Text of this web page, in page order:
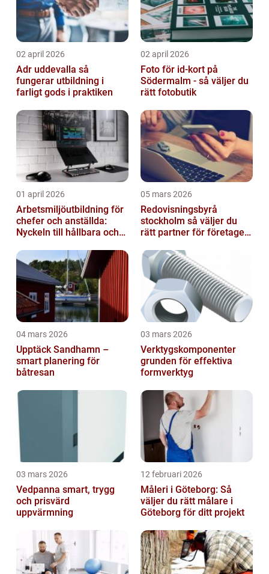
02 april 2026
Adr uddevalla så
fungerar utbildning i
farligt gods i praktiken
02 april 2026
Foto för id-kort på
Södermalm - så väljer du
rätt fotobutik
01 april 2026
Arbetsmiljöutbildning för
chefer och anställda:
Nyckeln till hållbara och
05 mars 2026
Redovisningsbyrå
stockholm så väljer du
rätt partner för företagets
04 mars 2026
Upptäck Sandhamn –
smart planering för
båtresan
03 mars 2026
Verktygskomponenter
grunden för effektiva
formverktyg
03 mars 2026
Vedpanna smart, trygg
och prisvärd
uppvärmning
12 februari 2026
Måleri i Göteborg: Så
väljer du rätt målare i
Göteborg för ditt projekt